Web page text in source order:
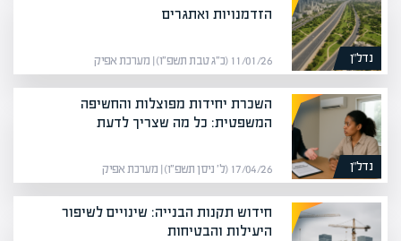
נדל”ן
הזדמנויות ואתגרים
11/01/26 (כ״ג טבת תשפ״ו) | מערכת אפיק
נדל”ן
השכרת יחידות מפוצלות והחשיפה
המשפטית: כל מה שצריך לדעת
17/04/26 (ל׳ ניסן תשפ״ו) | מערכת אפיק
חידוש תקנות הבנייה: שינויים לשיפור
היעילות והבטיחות